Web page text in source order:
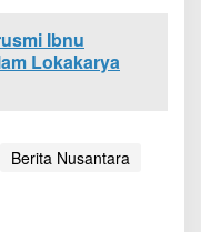
Ibnu
Lokakarya
Berita Nusantara